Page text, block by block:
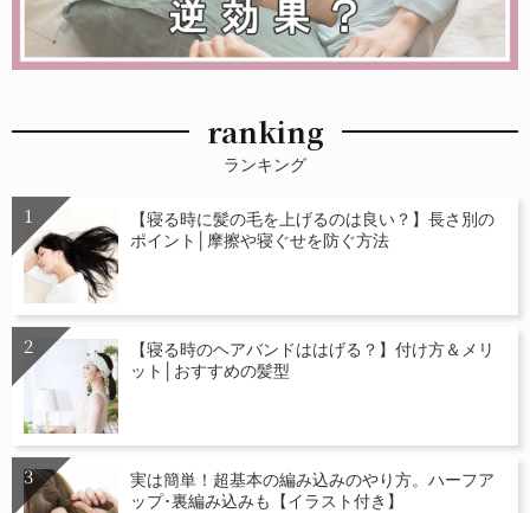
ranking
ランキング
【寝る時に髪の毛を上げるのは良い？】長さ別の
ポイント│摩擦や寝ぐせを防ぐ方法
【寝る時のヘアバンドははげる？】付け方＆メリ
ット│おすすめの髪型
実は簡単！超基本の編み込みのやり方。ハーフア
ップ･裏編み込みも【イラスト付き】